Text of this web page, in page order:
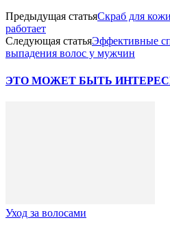
Предыдущая статьяСкраб для
работает
Следующая статьяЭффективные
выпадения волос у мужчин
ЭТО МОЖЕТ БЫТЬ
Уход за волосами